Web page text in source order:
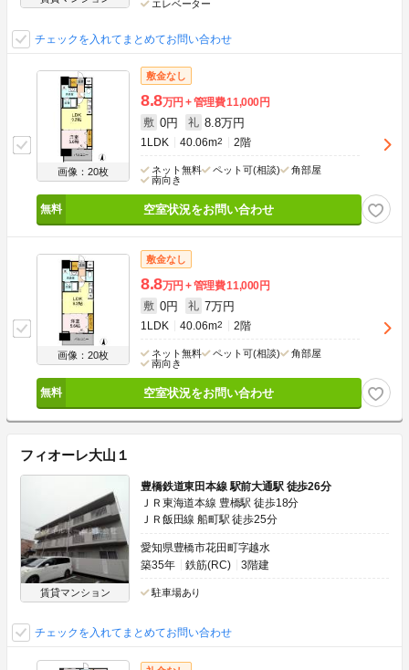
エレベーター
チェックを入れてまとめてお問い合わせ
画像：20枚
敷金なし
8.8万円 管理費11,000円
敷 0円 礼 8.8万円
1LDK 40.06m2 2階
ネット無料 ペット可(相談)
角部屋
南向き
空室状況をお問い合わせ
画像：20枚
敷金なし
8.8万円 管理費11,000円
敷 0円 礼 7万円
1LDK 40.06m2 2階
ネット無料 ペット可(相談)
角部屋
南向き
空室状況をお問い合わせ
フィオーレ大山１
賃貸マンション
豊橋鉄道東田本線 駅前大通駅 徒歩26分
ＪＲ東海道本線 豊橋駅 徒歩18分
ＪＲ飯田線 船町駅 徒歩25分
愛知県豊橋市花田町字越水
築35年
鉄筋(RC) 3階建
駐車場あり
チェックを入れてまとめてお問い合わせ